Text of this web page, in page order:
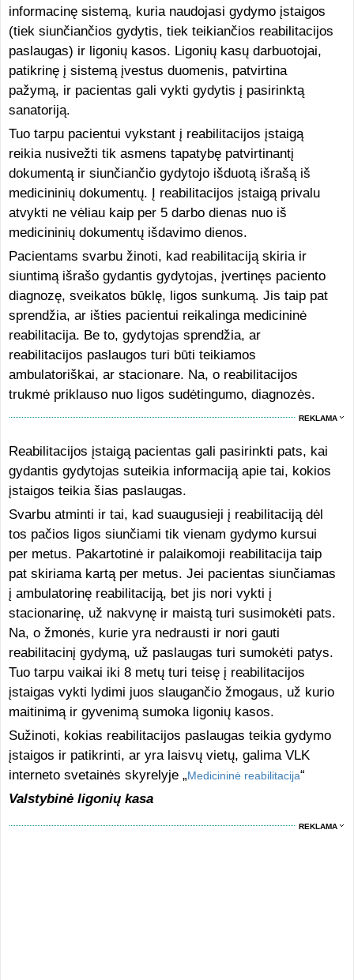
informacinę sistemą, kuria naudojasi gydymo įstaigos
(tiek siunčiančios gydytis, tiek teikiančios reabilitacijos
paslaugas) ir ligonių kasos. Ligonių kasų darbuotojai,
patikrinę į sistemą įvestus duomenis, patvirtina
pažymą, ir pacientas gali vykti gydytis į pasirinktą
sanatoriją.
Tuo tarpu pacientui vykstant į reabilitacijos įstaigą
reikia nusivežti tik asmens tapatybę patvirtinantį
dokumentą ir siunčiančio gydytojo išduotą išrašą iš
medicininių dokumentų. Į reabilitacijos įstaigą privalu
atvykti ne vėliau kaip per 5 darbo dienas nuo iš
medicininių dokumentų išdavimo dienos.
Pacientams svarbu žinoti, kad reabilitaciją skiria ir
siuntimą išrašo gydantis gydytojas, įvertinęs paciento
diagnozę, sveikatos būklę, ligos sunkumą. Jis taip pat
sprendžia, ar išties pacientui reikalinga medicininė
reabilitacija. Be to, gydytojas sprendžia, ar
reabilitacijos paslaugos turi būti teikiamos
ambulatoriškai, ar stacionare. Na, o reabilitacijos
trukmė priklauso nuo ligos sudėtingumo, diagnozės.
REKLAMA
Reabilitacijos įstaigą pacientas gali pasirinkti pats, kai
gydantis gydytojas suteikia informaciją apie tai, kokios
įstaigos teikia šias paslaugas.
Svarbu atminti ir tai, kad suaugusieji į reabilitaciją dėl
tos pačios ligos siunčiami tik vienam gydymo kursui
per metus. Pakartotinė ir palaikomoji reabilitacija taip
pat skiriama kartą per metus. Jei pacientas siunčiamas
į ambulatorinę reabilitaciją, bet jis nori vykti į
stacionarinę, už nakvynę ir maistą turi susimokėti pats.
Na, o žmonės, kurie yra nedrausti ir nori gauti
reabilitacinį gydymą, už paslaugas turi sumokėti patys.
Tuo tarpu vaikai iki 8 metų turi teisę į reabilitacijos
įstaigas vykti lydimi juos slaugančio žmogaus, už kurio
maitinimą ir gyvenimą sumoka ligonių kasos.
Sužinoti, kokias reabilitacijos paslaugas teikia gydymo
įstaigos ir patikrinti, ar yra laisvų vietų, galima VLK
interneto svetainės skyrelyje „Medicininė reabilitacija“
Valstybinė ligonių kasa
REKLAMA